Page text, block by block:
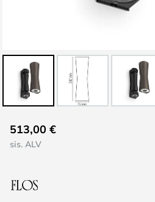
to
the
the
513,00 €
sis. ALV